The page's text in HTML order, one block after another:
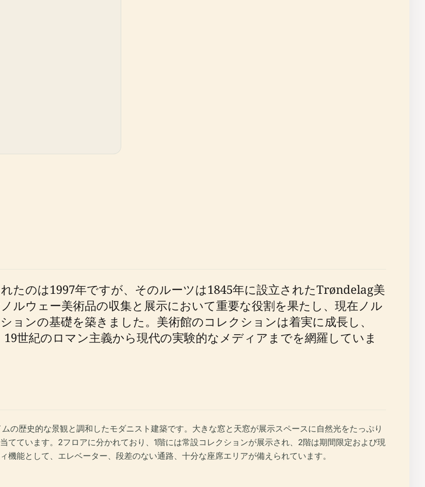
たのは1997年ですが、そのルーツは1845年に設立されたTrøndelag美
ルウェー美術品の収集と展示において重要な役割を果たし、現在ノル
ョンの基礎を築きました。美術館のコレクションは着実に成長し、
世紀のロマン主義から現代の実験的なメディアまでを網羅していま
の歴史的な景観と調和したモダニスト建築です。大きな窓と天窓が展示スペースに自然光をたっぷり
てています。2フロアに分かれており、1階には常設コレクションが展示され、2階は期間限定および現
機能として、エレベーター、段差のない通路、十分な座席エリアが備えられています。